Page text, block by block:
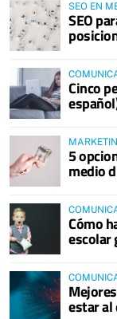
SEO EN
SEO
Cinco
5
medio
Cómo
escolar
estar al